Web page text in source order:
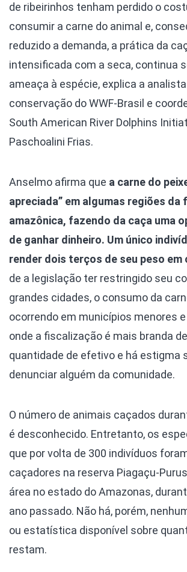
de ribeirinhos tenham perdido o
consumir a carne do animal e,
reduzido a demanda, a prática da
intensificada com a seca, continua
ameaça à espécie, explica a
conservação do WWF-Brasil e
South American River Dolphins
Paschoalini Frias.
Anselmo afirma que a carne do
apreciada” em algumas regiões da
amazônica, fazendo da caça uma
de ganhar dinheiro. Um único
render dois terços de seu peso em
de a legislação ter restringido seu
grandes cidades, o consumo da
ocorrendo em municípios menores
onde a fiscalização é mais branda
quantidade de efetivo e há estigma
denunciar alguém da comunidade.
O número de animais caçados
é desconhecido. Entretanto, os
que por volta de 300 indivíduos
caçadores na reserva Piagaçu-
área no estado do Amazonas,
ano passado. Não há, porém,
ou estatística disponível sobre
restam.